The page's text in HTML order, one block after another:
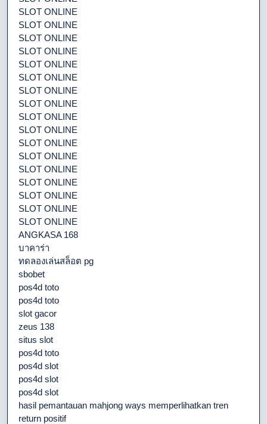
SLOT ONLINE
SLOT ONLINE
SLOT ONLINE
SLOT ONLINE
SLOT ONLINE
SLOT ONLINE
SLOT ONLINE
SLOT ONLINE
SLOT ONLINE
SLOT ONLINE
SLOT ONLINE
SLOT ONLINE
SLOT ONLINE
SLOT ONLINE
SLOT ONLINE
SLOT ONLINE
SLOT ONLINE
ANGKASA 168
บาคาร่า
ทดลองเล่นสล็อต pg
sbobet
pos4d toto
pos4d toto
slot gacor
zeus 138
situs slot
pos4d toto
pos4d slot
pos4d slot
pos4d slot
hasil pemantauan mahjong ways memperlihatkan tren
return positif